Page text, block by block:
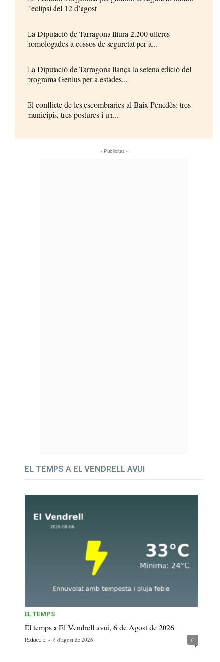
l’eclipsi del 12 d’agost
La Diputació de Tarragona lliura 2.200 ulleres
homologades a cossos de seguretat per a...
La Diputació de Tarragona llança la setena edició del
programa Genius per a estades...
El conflicte de les escombraries al Baix Penedès: tres
municipis, tres postures i un...
- Publicitat -
EL TEMPS A EL VENDRELL AVUI
EL TEMPS
El temps a El Vendrell avui, 6 de Agost de 2026
Redacció - 6 d'agost de 2026 0